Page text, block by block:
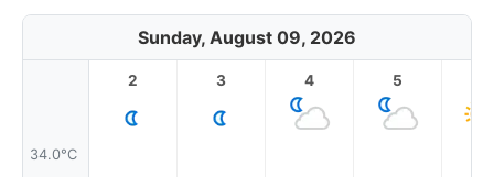
Sunday, August 09, 2026
34.0°C
2 3 4 5